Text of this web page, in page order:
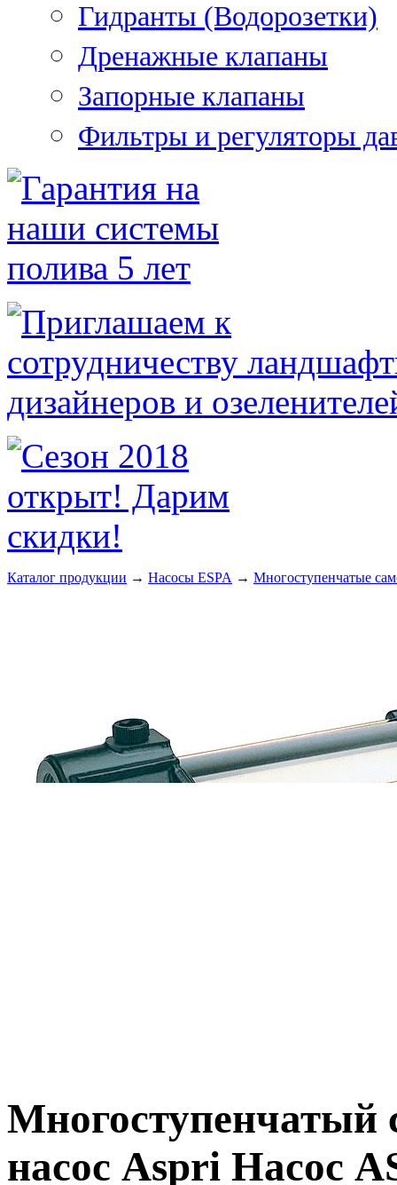
Гидранты (Водорозетки)
Дренажные клапаны
Запорные клапаны
Фильтры и регуляторы
Каталог продукции → Насосы ESPA → Многоступенчатые
насос Aspri Насос